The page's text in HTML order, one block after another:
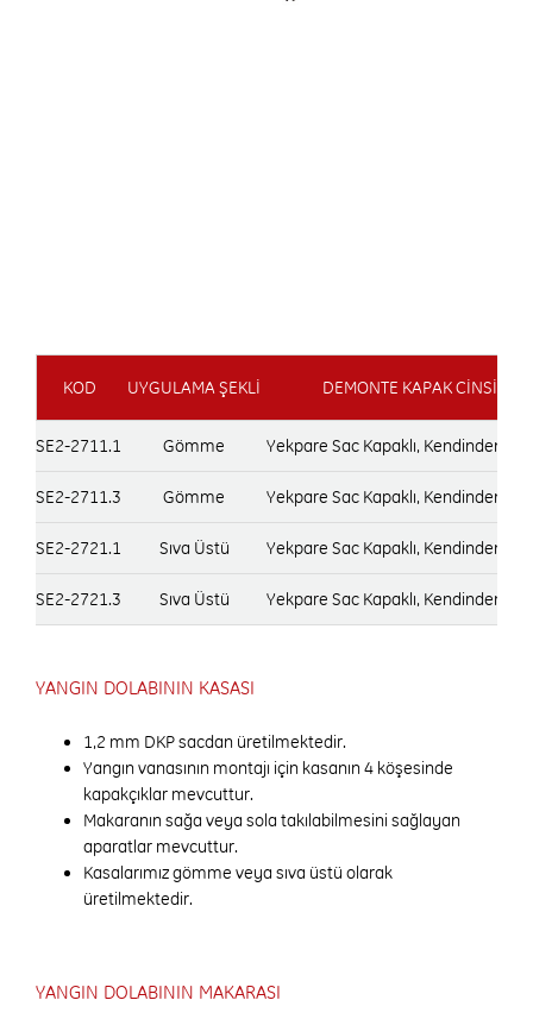
KOD UYGULAMA ŞEKLİ DEMONTE KAPAK CİNSİ
SE2-2711.1 Gömme Yekpare Sac Kapaklı, Kendinden
SE2-2711.3 Gömme Yekpare Sac Kapaklı, Kendinden
SE2-2721.1 Sıva Üstü Yekpare Sac Kapaklı, Kendinden
SE2-2721.3 Sıva Üstü Yekpare Sac Kapaklı, Kendinden
YANGIN DOLABININ KASASI
1,2 mm DKP sacdan üretilmektedir.
Yangın vanasının montajı için kasanın 4 köşesinde
kapakçıklar mevcuttur.
Makaranın sağa veya sola takılabilmesini sağlayan
aparatlar mevcuttur.
Kasalarımız gömme veya sıva üstü olarak
üretilmektedir.
YANGIN DOLABININ MAKARASI